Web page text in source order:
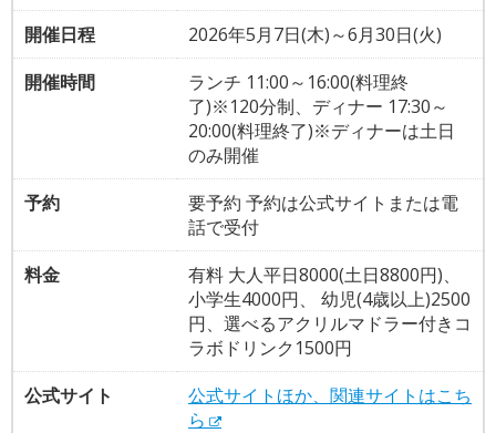
開催日程
2026年5月7日(木)～6月30日(火)
開催時間
ランチ 11:00～16:00(料理終
了)※120分制、ディナー 17:30～
20:00(料理終了)※ディナーは土日
のみ開催
予約
要予約 予約は公式サイトまたは電
話で受付
料金
有料 大人平日8000(土日8800円)、
小学生4000円、 幼児(4歳以上)2500
円、選べるアクリルマドラー付きコ
ラボドリンク1500円
公式サイト
公式サイトほか、関連サイトはこち
ら